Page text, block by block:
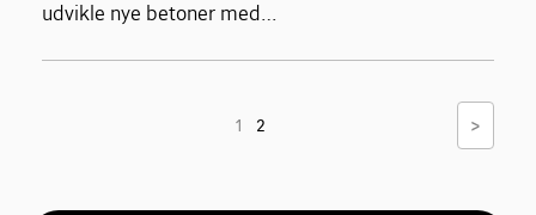
udvikle nye betoner med…
1 2 >